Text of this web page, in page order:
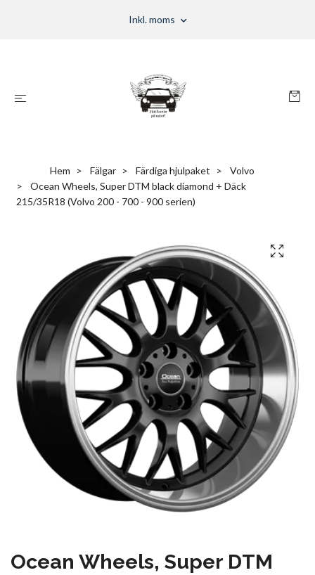
Inkl. moms
Hem Fälgar Färdiga hjulpaket
Volvo
Ocean Wheels, Super DTM black diamond + Däck
215/35R18 (Volvo 200 - 700 - 900 serien)
Ocean Wheels, Super DTM